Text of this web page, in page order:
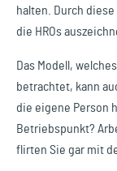
halten. Durch
die HROs
Das Modell,
betrachtet, kann
die eigene Person
Betriebspunkt?
flirten Sie gar mit